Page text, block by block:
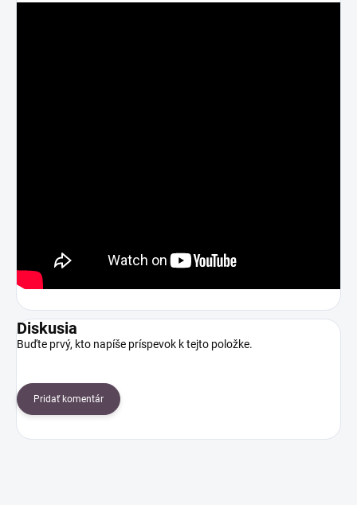
Diskusia
Buďte prvý, kto napíše príspevok k tejto položke.
Pridať komentár